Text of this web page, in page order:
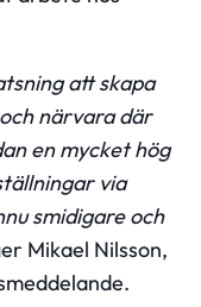
att skapa
närvara där
en mycket hög
via
smidigare och
Mikael Nilsson,
.